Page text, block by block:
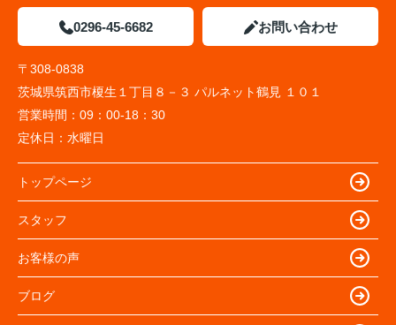
0296-45-6682 お問い合わせ
〒308-0838
茨城県筑西市榎生１丁目８－３ パルネット鶴見 １０１
営業時間： 09：00-18：30
定休日： 水曜日
トップページ
スタッフ
お客様の声
ブログ